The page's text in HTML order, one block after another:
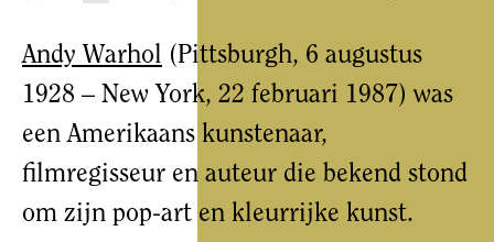
Andy Warhol (Pittsburgh, 6 augustus
1928 – New York, 22 februari 1987) was
een Amerikaans kunstenaar,
filmregisseur en auteur die bekend stond
om zijn pop-art en kleurrijke kunst.